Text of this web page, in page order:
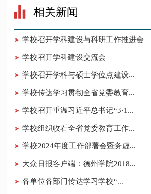
相关新闻
学校召开学科建设与科研工作推进会
学校召开学科建设交流会
学校召开学科与硕士学位点建设...
学校传达学习贯彻全省党委教育...
学校召开重温习近平总书记“3·1...
学校组织收看全省党委教育工作...
学校2024年度工作部署会暨务虚...
大众日报客户端：德州学院2018...
​各单位各部门传达学习学校“...